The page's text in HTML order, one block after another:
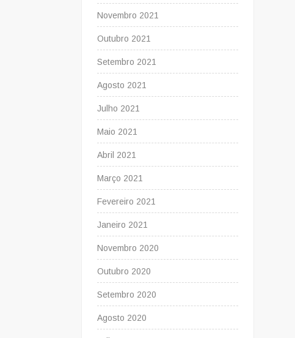
Novembro 2021
Outubro 2021
Setembro 2021
Agosto 2021
Julho 2021
Maio 2021
Abril 2021
Março 2021
Fevereiro 2021
Janeiro 2021
Novembro 2020
Outubro 2020
Setembro 2020
Agosto 2020